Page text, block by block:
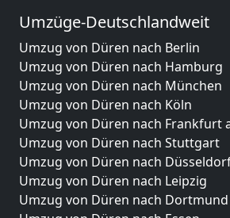
Umzüge-Deutschlandweit
Umzug von Düren nach Berlin
Umzug von Düren nach Hamburg
Umzug von Düren nach München
Umzug von Düren nach Köln
Umzug von Düren nach Frankfurt
Umzug von Düren nach Stuttgart
Umzug von Düren nach
Umzug von Düren nach Leipzig
Umzug von Düren nach Dortmund